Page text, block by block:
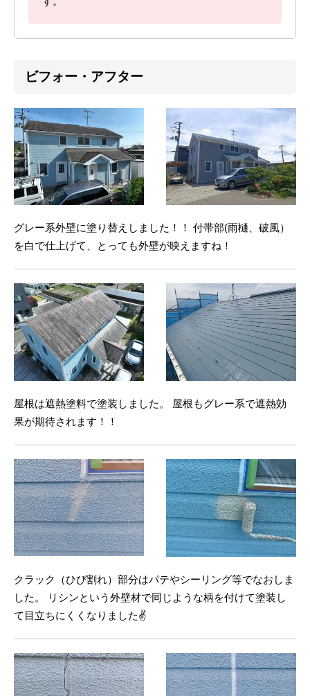
ビフォー・アフター
グレー系外壁に塗り替えしました！！ 付帯部(雨樋、破風）
を白で仕上げて、とっても外壁が映えますね！
屋根は遮熱塗料で塗装しました。 屋根もグレー系で遮熱効
果が期待されます！！
クラック（ひび割れ）部分はパテやシーリング等でなおしま
した。 リシンという外壁材で同じような柄を付けて塗装し
て目立ちにくくなりました✌️